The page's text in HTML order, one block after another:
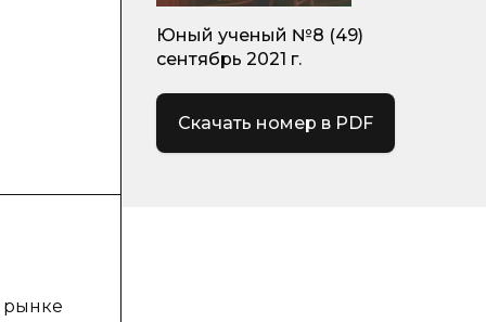
рынке
Юный ученый №8 (49)
сентябрь 2021 г.
Скачать номер в PDF